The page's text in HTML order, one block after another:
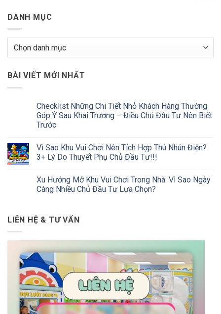
DANH MỤC
Danh
BÀI VIẾT MỚI NHẤT
Checklist Những Chi Tiết Nhỏ Khách Hàng Thường
Góp Ý Sau Khai Trương – Điều Chủ Đầu Tư Nên Biết
Trước
Vì Sao Khu Vui Chơi Nên Tích Hợp Thú Nhún Điện?
3+ Lý Do Thuyết Phụ Chủ Đầu Tư!!!
Xu Hướng Mở Khu Vui Chơi Trong Nhà: Vì Sao Ngày
Càng Nhiều Chủ Đầu Tư Lựa Chọn?
LIÊN HỆ & TƯ VẤN